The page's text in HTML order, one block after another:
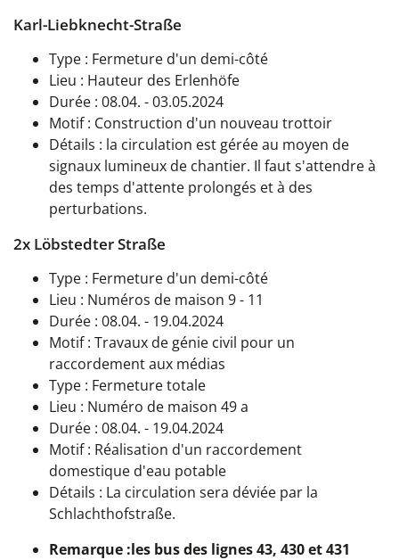
Karl-Liebknecht-Straße
Type : Fermeture d'un demi-côté
Lieu : Hauteur des Erlenhöfe
Durée : 08.04. - 03.05.2024
Motif : Construction d'un nouveau trottoir
Détails : la circulation est gérée au moyen de
signaux lumineux de chantier. Il faut s'attendre à
des temps d'attente prolongés et à des
perturbations.
2x Löbstedter Straße
Type : Fermeture d'un demi-côté
Lieu : Numéros de maison 9 - 11
Durée : 08.04. - 19.04.2024
Motif : Travaux de génie civil pour un
raccordement aux médias
Type : Fermeture totale
Lieu : Numéro de maison 49 a
Durée : 08.04. - 19.04.2024
Motif : Réalisation d'un raccordement
domestique d'eau potable
Détails : La circulation sera déviée par la
Schlachthofstraße.
Remarque :les bus des lignes 43, 430 et 431